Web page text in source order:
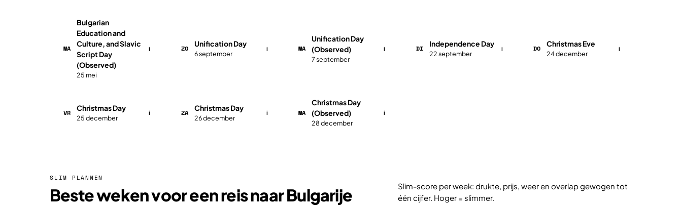
MA
Bulgarian
Education and
Culture, and Slavic
Script Day
(Observed)
25 mei
i ZO
Unification Day
6 september
i MA
Unification Day
(Observed)
7 september
i DI
Independence Day
22 september
i DO
Christmas Eve
24 december
i
VR
Christmas Day
25 december
i ZA
Christmas Day
26 december
i MA
Christmas Day
(Observed)
28 december
i
SLIM PLANNEN
Beste weken voor een reis naar Bulgarije
Slim-score per week: drukte, prijs, weer en overlap gewogen tot
één cijfer. Hoger = slimmer.